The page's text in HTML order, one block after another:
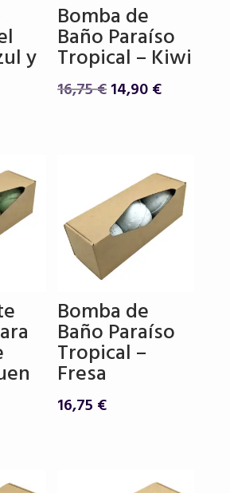
y
Bomba de
Baño Paraíso
Tropical – Kiwi
16,75€El
16,75 €.
14,90€El
14,90 €.
Bomba de
Baño Paraíso
Tropical –
Fresa
16,75 €